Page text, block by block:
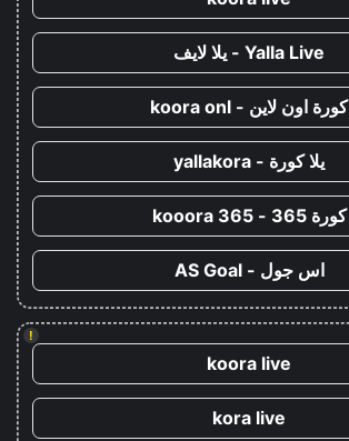
Yalla Live - يلا لايف
كورة اون لاين - koora onl
يلا كورة - yallakora
كورة 365 - kooora 365
اس جول - AS Goal
!
koora live
kora live